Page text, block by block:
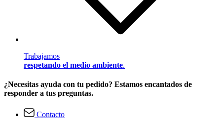
Trabajamos
respetando el medio ambiente.
¿Necesitas ayuda con tu pedido? Estamos encantados de
responder a tus preguntas.
Contacto